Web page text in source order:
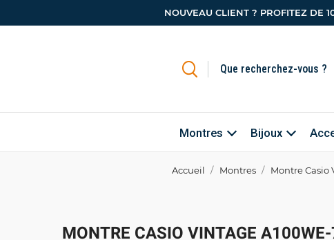
NOUVEAU CLIENT ? PROFITEZ DE
Montres Bijoux
Accueil Montres Montre Casio
MONTRE CASIO VINTAGE